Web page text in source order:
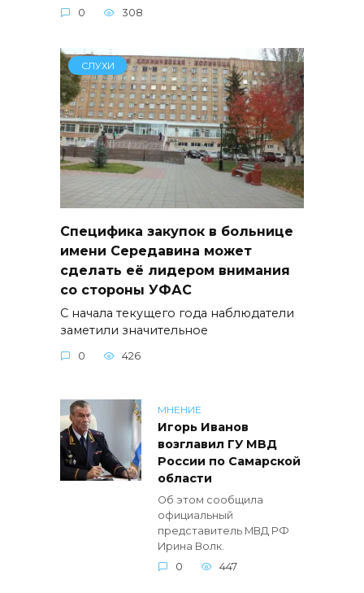
0 308
СЛУХИ
Специфика закупок в больнице
имени Середавина может
сделать её лидером внимания
со стороны УФАС
С начала текущего года наблюдатели
заметили значительное
0 426
МНЕНИЕ
Игорь Иванов
возглавил ГУ МВД
России по Самарской
области
Об этом сообщила
официальный
представитель МВД РФ
Ирина Волк.
0
447